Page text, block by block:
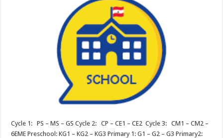
Cycle 1: PS – MS – GS Cycle 2: CP – CE1 – CE2 Cycle 3: CM1 – CM2 –
6EME Preschool: KG1 – KG2 – KG3 Primary 1: G1 – G2 – G3 Primary2: